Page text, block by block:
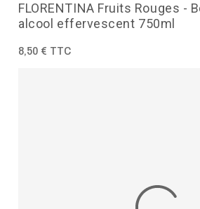
FLORENTINA Fruits Rouges -
alcool effervescent 750ml
8,50 € TTC